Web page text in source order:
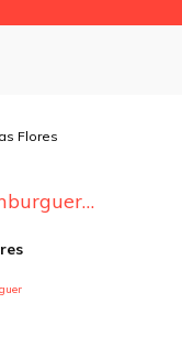
Flores
Sr Gula Hamburgueria